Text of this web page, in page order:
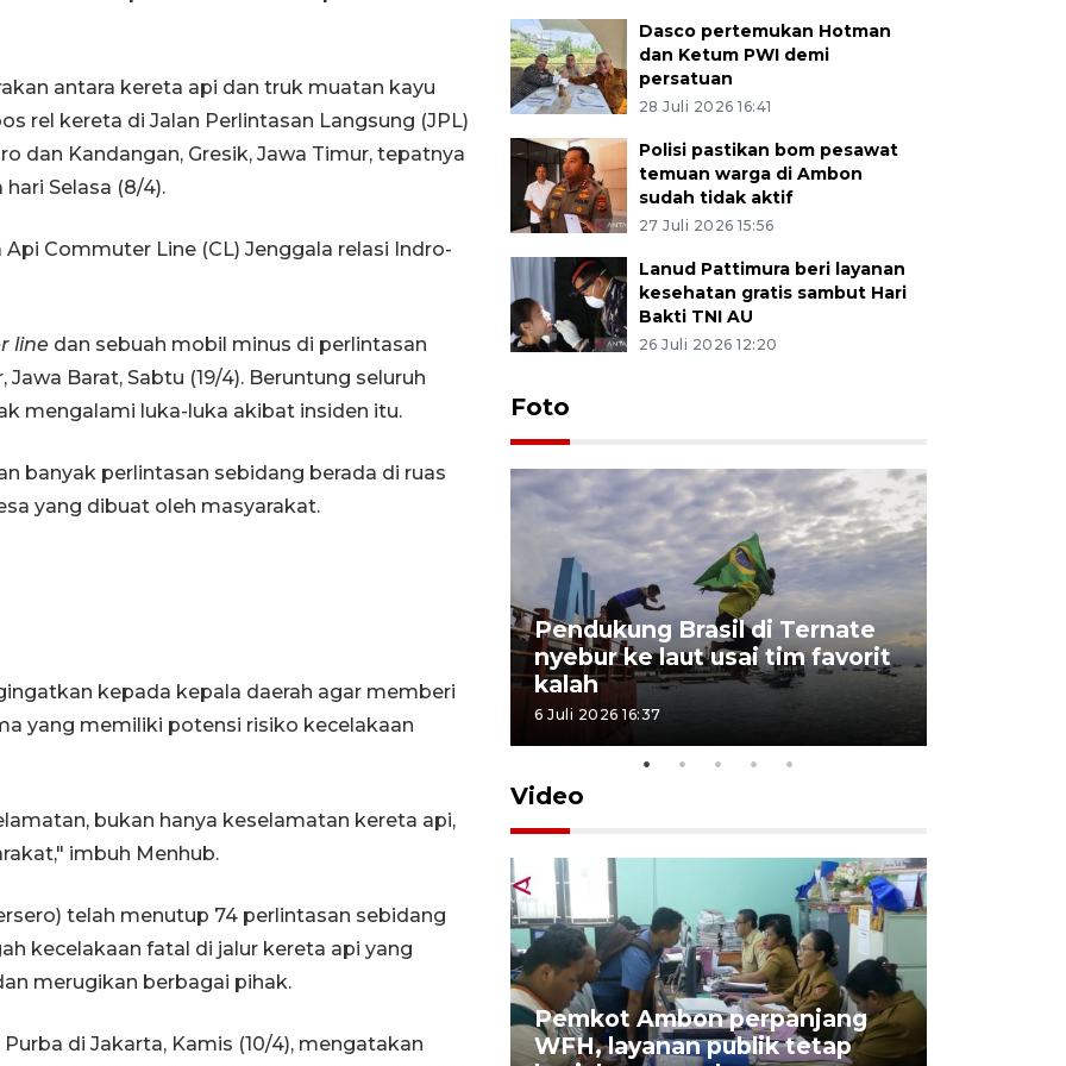
antara kereta api dan truk muatan kayu
rel kereta di Jalan Perlintasan Langsung (JPL)
dan Kandangan, Gresik, Jawa Timur, tepatnya
Selasa (8/4).
Commuter Line (CL) Jenggala relasi Indro-
line dan sebuah mobil minus di perlintasan
Barat, Sabtu (19/4). Beruntung seluruh
mengalami luka-luka akibat insiden itu.
banyak perlintasan sebidang berada di ruas
yang dibuat oleh masyarakat.
kepada kepala daerah agar memberi
yang memiliki potensi risiko kecelakaan
bukan hanya keselamatan kereta api,
imbuh Menhub.
telah menutup 74 perlintasan sebidang
kecelakaan fatal di jalur kereta api yang
merugikan berbagai pihak.
di Jakarta, Kamis (10/4), mengatakan
Dasco pertemukan Hotman
dan Ketum PWI demi
persatuan
28 Juli 2026 16:41
Polisi pastikan bom pesawat
temuan warga di Ambon
sudah tidak aktif
27 Juli 2026 15:56
Lanud Pattimura beri layanan
kesehatan gratis sambut Hari
Bakti TNI AU
26 Juli 2026 12:20
Foto
Pasar Higienis
5 Mei 2026 05:32
Pendukung Brasil di Ternate
nyebur ke laut usai tim favorit
kalah
6 Juli 2026 16:37
Video
ruang pada anak di lembaga
Pemkot Ambon perpanjang
WFH, layanan publik tetap